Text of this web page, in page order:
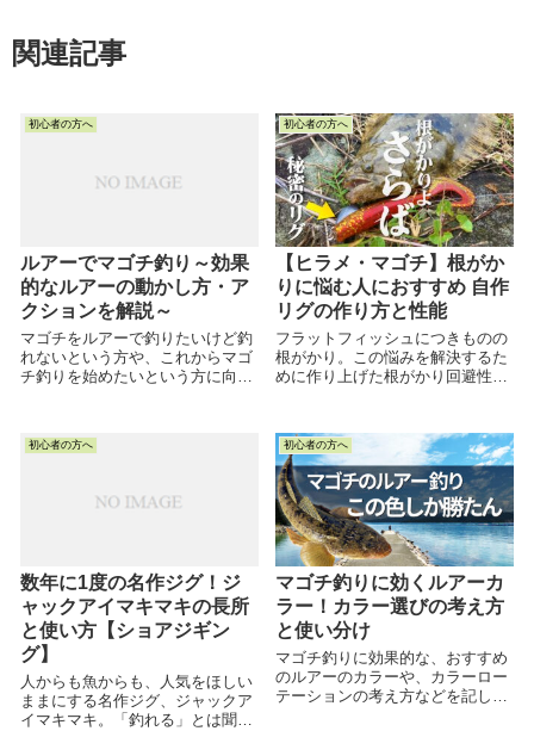
関連記事
初心者の方へ
ルアーでマゴチ釣り～効果
的なルアーの動かし方・ア
クションを解説～
マゴチをルアーで釣りたいけど釣
れないという方や、これからマゴ
チ釣りを始めたいという方に向け
初心者の方へ
【ヒラメ・マゴチ】根がか
りに悩む人におすすめ 自作
リグの作り方と性能
フラットフィッシュにつきものの
根がかり。この悩みを解決するた
めに作り上げた根がかり回避性能
す。動画版もありますので、イメ
ージが浮かびにくい方はそちらも
ご参照ください。
初心者の方へ
数年に1度の名作ジグ！ジ
ャックアイマキマキの長所
と使い方【ショアジギン
グ】
人からも魚からも、人気をほしい
ままにする名作ジグ、ジャックア
イマキマキ。「釣れる」とは聞く
初心者の方へ
マゴチ釣りに効くルアーカ
ラー！カラー選びの考え方
と使い分け
マゴチ釣りに効果的な、おすすめ
のルアーのカラーや、カラーロー
テーションの考え方などを記した